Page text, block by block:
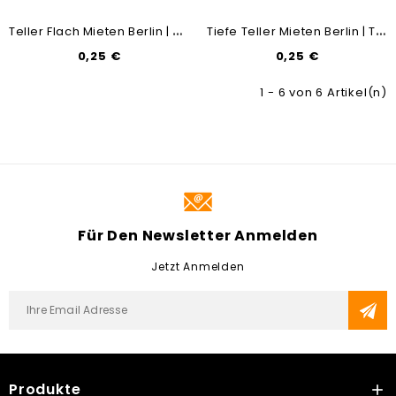
T
Eller Flach Mieten Berlin | Teller-Verleih | Geschirr-Vermietung | Mietmöbel & Messebau
0,25 €
T
Iefe Teller Mieten Berlin | Teller-Verleih | Geschirr-Vermietung | Mietmöbel & Messebau
0,25 €
1 - 6 von 6 Artikel(n)
Für Den Newsletter Anmelden
Jetzt Anmelden
Produkte 